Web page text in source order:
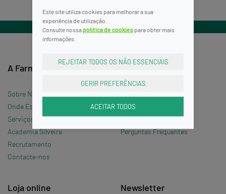
Este site utiliza cookies para melhorar a sua
experiência de utilização.
Consulte nossapolítica de cookies para obter mais
informações.
REJEITAR TODOS OS NÃO ESSENCIAIS
GERIR PREFERÊNCIAS
ACEITAR TODOS
A Farmácia
Sobre Nós
Onde Estamos »
Serviços
Academia Silveira
Recrutamento
Contacte-nos
Informações
Política de Privacidade
Política de Cookies
Perguntas Frequentes
Loja online Newsletter